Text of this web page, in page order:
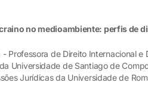
no medioambiente: perfis de
Professora de Direito Internacional e
Universidade de Santiago de
Jurídicas da Universidade de